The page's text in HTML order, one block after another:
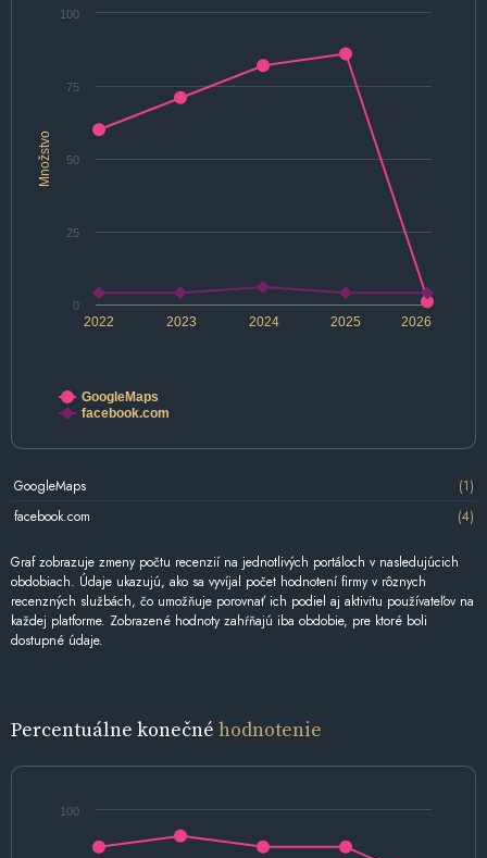
Množstvo
2022 2024 2026
2023 2025
0
100
25
50
75
GoogleMaps
facebook.com
GoogleMaps
(1)
facebook.com
(4)
Graf zobrazuje zmeny počtu recenzií na jednotlivých portáloch v nasledujúcich
obdobiach. Údaje ukazujú, ako sa vyvíjal počet hodnotení firmy v rôznych
recenzných službách, čo umožňuje porovnať ich podiel aj aktivitu používateľov na
každej platforme. Zobrazené hodnoty zahŕňajú iba obdobie, pre ktoré boli
dostupné údaje.
Percentuálne konečné hodnotenie
100